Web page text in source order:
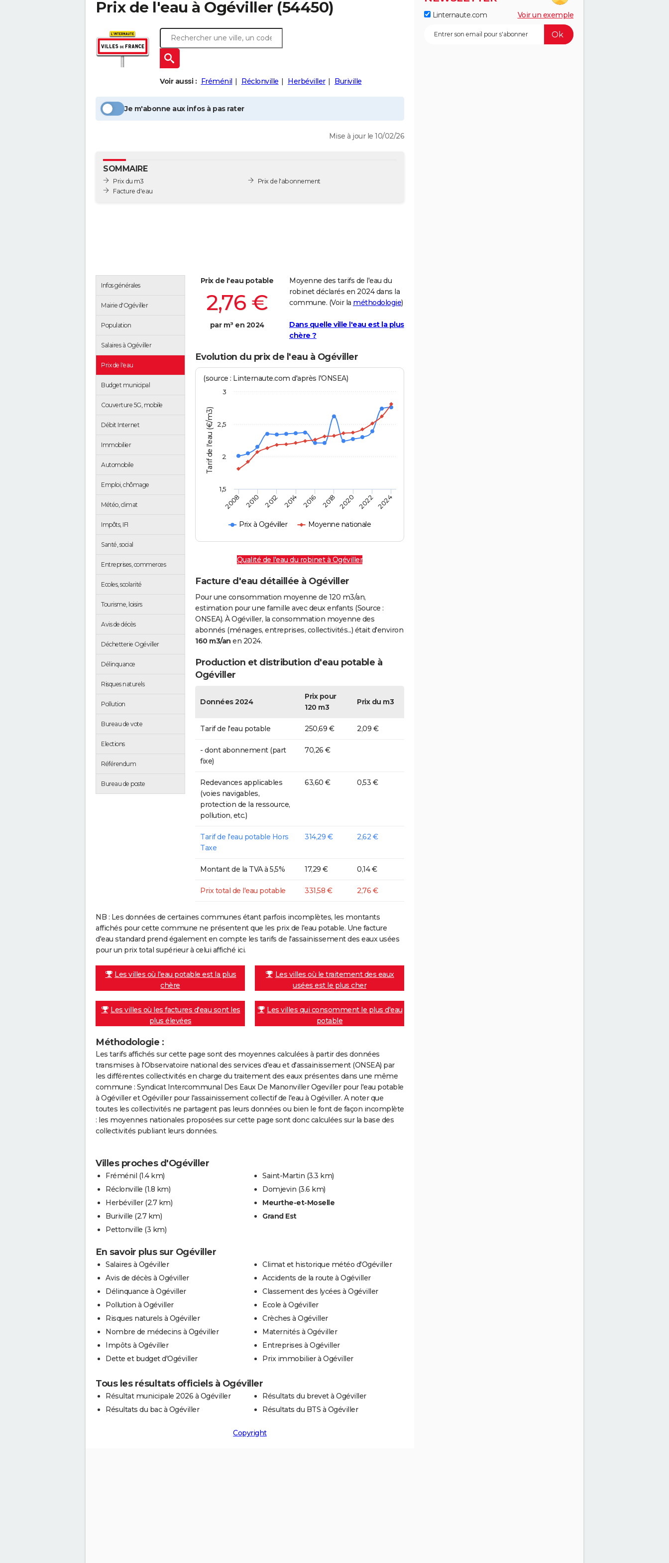
Prix de l'eau à Ogéviller (54450)
Voir aussi : Fréménil Réclonville Herbéviller Buriville
Je m'abonne aux infos à pas rater
Mise à jour le 10/02/26
SOMMAIRE
Prix du m3
Facture d'eau
Prix de l'abonnement
Infos générales
Mairie d'Ogéviller
Population
Salaires à Ogéviller
Prix de l'eau
Budget municipal
Couverture 5G, mobile
Débit Internet
Immobilier
Automobile
Emploi, chômage
Météo, climat
Impôts, IFI
Santé, social
Entreprises, commerces
Ecoles, scolarité
Tourisme, loisirs
Avis de décès
Déchetterie Ogéviller
Délinquance
Risques naturels
Pollution
Bureau de vote
Elections
Référendum
Bureau de poste
Prix de l'eau potable
2,76 €
par m³ en 2024
Moyenne des tarifs de l'eau du
robinet déclarés en 2024 dans la
commune. (Voir la méthodologie)
Dans quelle ville l'eau est la plus
chère ?
Evolution du prix de l'eau à Ogéviller
Tarif de l'eau (€/m3)
(source : Linternaute.com d'après l'ONSEA)
Prix à Ogéviller Moyenne nationale
2008 2010 2012 2014 2016 2018 2020 2022 2024
2
2,5
3
1,5
Qualité de l'eau du robinet à Ogéviller
Facture d'eau détaillée à Ogéviller
Pour une consommation moyenne de 120 m3/an,
estimation pour une famille avec deux enfants (Source :
ONSEA). À Ogéviller, la consommation moyenne des
abonnés (ménages, entreprises, collectivités...) était d'environ
160 m3/an en 2024.
Production et distribution d'eau potable à
Ogéviller
Données 2024
Prix pour
120 m3
Prix du m3
Tarif de l'eau potable 250,69 € 2,09 €
- dont abonnement (part
fixe)
70,26 €
Redevances applicables
(voies navigables,
protection de la ressource,
pollution, etc.)
63,60 € 0,53 €
Tarif de l'eau potable Hors
Taxe
314,29 € 2,62 €
Montant de la TVA à 5,5% 17,29 € 0,14 €
Prix total de l'eau potable 331,58 € 2,76 €
NB : Les données de certaines communes étant parfois incomplètes, les montants
affichés pour cette commune ne présentent que les prix de l'eau potable. Une facture
d'eau standard prend également en compte les tarifs de l'assainissement des eaux usées
pour un prix total supérieur à celui affiché ici.
Les villes où l'eau potable est la plus
chère
Les villes où le traitement des eaux
usées est le plus cher
Les villes où les factures d'eau sont les
plus élevées
Les villes qui consomment le plus d'eau
potable
Méthodologie :
Les tarifs affichés sur cette page sont des moyennes calculées à partir des données
transmises à l'Observatoire national des services d'eau et d'assainissement (ONSEA) par
les différentes collectivités en charge du traitement des eaux présentes dans une même
commune : Syndicat Intercommunal Des Eaux De Manonviller Ogeviller pour l'eau potable
à Ogéviller et Ogéviller pour l'assainissement collectif de l'eau à Ogéviller. A noter que
toutes les collectivités ne partagent pas leurs données ou bien le font de façon incomplète
: les moyennes nationales proposées sur cette page sont donc calculées sur la base des
collectivités publiant leurs données.
Villes proches d'Ogéviller
Fréménil (1.4 km)
Réclonville (1.8 km)
Herbéviller (2.7 km)
Buriville (2.7 km)
Pettonville (3 km)
Saint-Martin (3.3 km)
Domjevin (3.6 km)
Meurthe-et-Moselle
Grand Est
En savoir plus sur Ogéviller
Salaires à Ogéviller
Avis de décès à Ogéviller
Délinquance à Ogéviller
Pollution à Ogéviller
Risques naturels à Ogéviller
Nombre de médecins à Ogéviller
Impôts à Ogéviller
Dette et budget d'Ogéviller
Climat et historique météo d'Ogéviller
Accidents de la route à Ogéviller
Classement des lycées à Ogéviller
Ecole à Ogéviller
Crèches à Ogéviller
Maternités à Ogéviller
Entreprises à Ogéviller
Prix immobilier à Ogéviller
Tous les résultats officiels à Ogéviller
Résultat municipale 2026 à Ogéviller
Résultats du bac à Ogéviller
Résultats du brevet à Ogéviller
Résultats du BTS à Ogéviller
Copyright
Linternaute.com Voir un exemple